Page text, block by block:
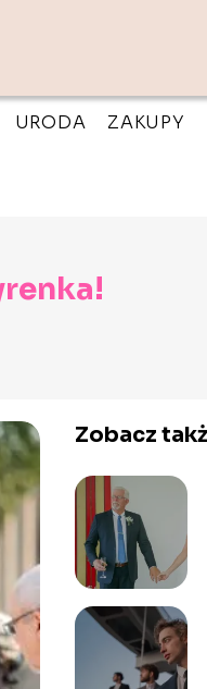
URODA ZAKUPY
Zobacz